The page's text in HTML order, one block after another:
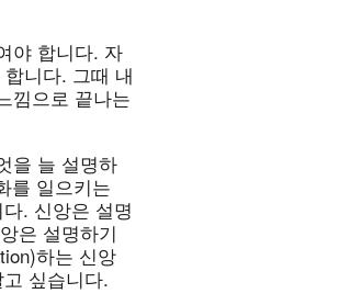
야 합니다. 자
니다. 그때 내
낌으로 끝나는
을 늘 설명하
를 일으키는
. 신앙은 설명
은 설명하기
하는 신앙
싶습니다.